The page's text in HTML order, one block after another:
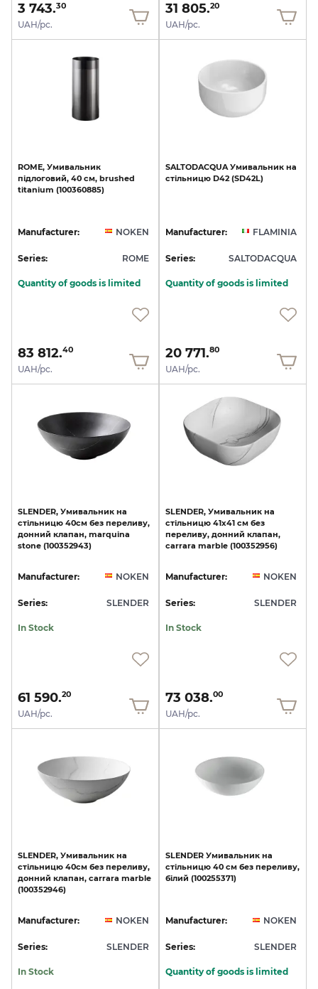
3 743.30
UAH/pc.
31 805.20
UAH/pc.
ROME, Умивальник
підлоговий, 40 см, brushed
titanium (100360885)
Manufacturer: NOKEN
Series: ROME
Quantity of goods is limited
83 812.40
UAH/pc.
SALTODACQUA Умивальник на
стільницю D42 (SD42L)
Manufacturer: FLAMINIA
Series: SALTODACQUA
Quantity of goods is limited
20 771.80
UAH/pc.
SLENDER, Умивальник на
стільницю 40см без переливу,
донний клапан, marquina
stone (100352943)
Manufacturer: NOKEN
Series: SLENDER
In Stock
61 590.20
UAH/pc.
SLENDER, Умивальник на
стільницю 41x41 см без
переливу, донний клапан,
carrara marble (100352956)
Manufacturer: NOKEN
Series: SLENDER
In Stock
73 038.00
UAH/pc.
SLENDER, Умивальник на
стільницю 40см без переливу,
донний клапан, carrara marble
(100352946)
Manufacturer: NOKEN
Series: SLENDER
In Stock
SLENDER Умивальник на
стільницю 40 см без переливу,
білий (100255371)
Manufacturer: NOKEN
Series: SLENDER
Quantity of goods is limited